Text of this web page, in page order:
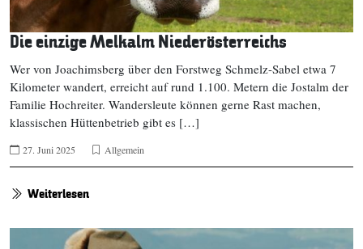
Die einzige Melkalm Niederösterreichs
Wer von Joachimsberg über den Forstweg Schmelz-Sabel etwa 7
Kilometer wandert, erreicht auf rund 1.100. Metern die Jostalm der
Familie Hochreiter. Wandersleute können gerne Rast machen,
klassischen Hüttenbetrieb gibt es […]
27. Juni 2025 Allgemein
Weiterlesen